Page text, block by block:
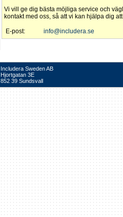
Vi vill ge dig bästa möjliga service och
kontakt med oss, så att vi kan hjälpa dig
E-post: info@includera.se
Includera Sweden AB
Hjortgatan 3E
852 39 Sundsvall